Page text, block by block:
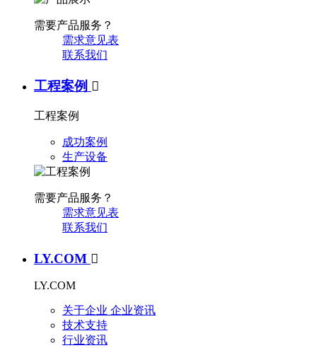
需要产品服务？
需求意见表
联系我们
工程案例 
工程案例
成功案例
生产设备
需要产品服务？
需求意见表
联系我们
LY.COM 
LY.COM
关于企业 企业资讯
技术支持
行业资讯